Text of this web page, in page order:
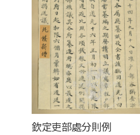
欽定吏部處分則例